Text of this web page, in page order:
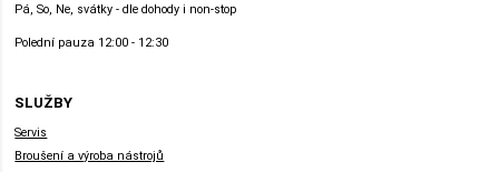
Pá, So, Ne, svátky - dle dohody i non-stop
Polední pauza 12:00 - 12:30
SLUŽBY
Servis
Broušení a výroba nástrojů